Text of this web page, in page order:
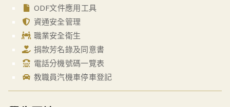
ODF文件應用工具
資通安全管理
職業安全衛生
捐款芳名錄及同意書
電話分機號碼一覽表
教職員汽機車停車登記